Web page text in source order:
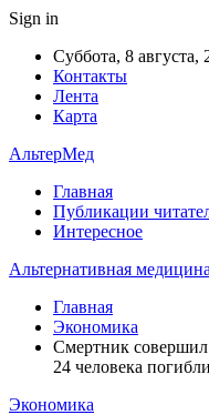
Sign in
Суббота, 8 августа,
Контакты
Лента
Карта
АльтерМед
Главная
Публикации
Интересное
Альтернативная
Главная
Экономика
Смертник
24 человека погибли
Экономика